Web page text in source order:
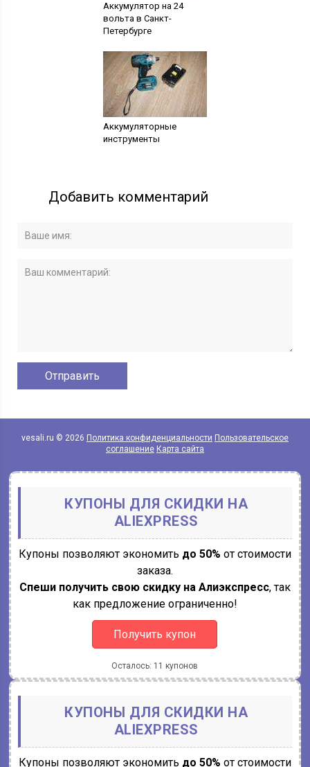
Аккумулятор на 24
вольта в Санкт-
Петербурге
Аккумуляторные
инструменты
Добавить комментарий
vesali.ru © 2026 Политика конфиденциальности Пользовательское
соглашение Карта сайта
КУПОНЫ ДЛЯ СКИДКИ НА
ALIEXPRESS
Купоны позволяют экономить до 50% от стоимости
заказа.
Спеши получить свою скидку на Алиэкспресс, так
как предложение ограниченно!
Получить купон
Осталось: 11 купонов
КУПОНЫ ДЛЯ СКИДКИ НА
ALIEXPRESS
Купоны позволяют экономить до 50% от стоимости